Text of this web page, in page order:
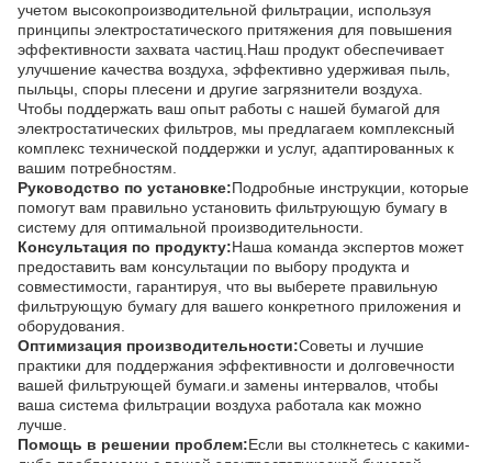
учетом высокопроизводительной фильтрации, используя
принципы электростатического притяжения для повышения
эффективности захвата частиц.Наш продукт обеспечивает
улучшение качества воздуха, эффективно удерживая пыль,
пыльцы, споры плесени и другие загрязнители воздуха.
Чтобы поддержать ваш опыт работы с нашей бумагой для
электростатических фильтров, мы предлагаем комплексный
комплекс технической поддержки и услуг, адаптированных к
вашим потребностям.
Руководство по установке:Подробные инструкции, которые
помогут вам правильно установить фильтрующую бумагу в
систему для оптимальной производительности.
Консультация по продукту:Наша команда экспертов может
предоставить вам консультации по выбору продукта и
совместимости, гарантируя, что вы выберете правильную
фильтрующую бумагу для вашего конкретного приложения и
оборудования.
Оптимизация производительности:Советы и лучшие
практики для поддержания эффективности и долговечности
вашей фильтрующей бумаги.и замены интервалов, чтобы
ваша система фильтрации воздуха работала как можно
лучше.
Помощь в решении проблем:Если вы столкнетесь с какими-